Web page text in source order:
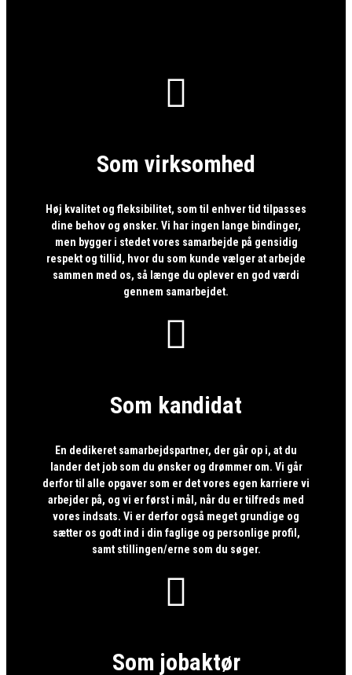

Som virksomhed
Høj kvalitet og fleksibilitet, som til enhver tid tilpasses
dine behov og ønsker. Vi har ingen lange bindinger,
men bygger i stedet vores samarbejde på gensidig
respekt og tillid, hvor du som kunde vælger at arbejde
sammen med os, så længe du oplever en god værdi
gennem samarbejdet.

Som kandidat
En dedikeret samarbejdspartner, der går op i, at du
lander det job som du ønsker og drømmer om. Vi går
derfor til alle opgaver som er det vores egen karriere vi
arbejder på, og vi er først i mål, når du er tilfreds med
vores indsats. Vi er derfor også meget grundige og
sætter os godt ind i din faglige og personlige profil,
samt stillingen/erne som du søger.

Som jobaktør